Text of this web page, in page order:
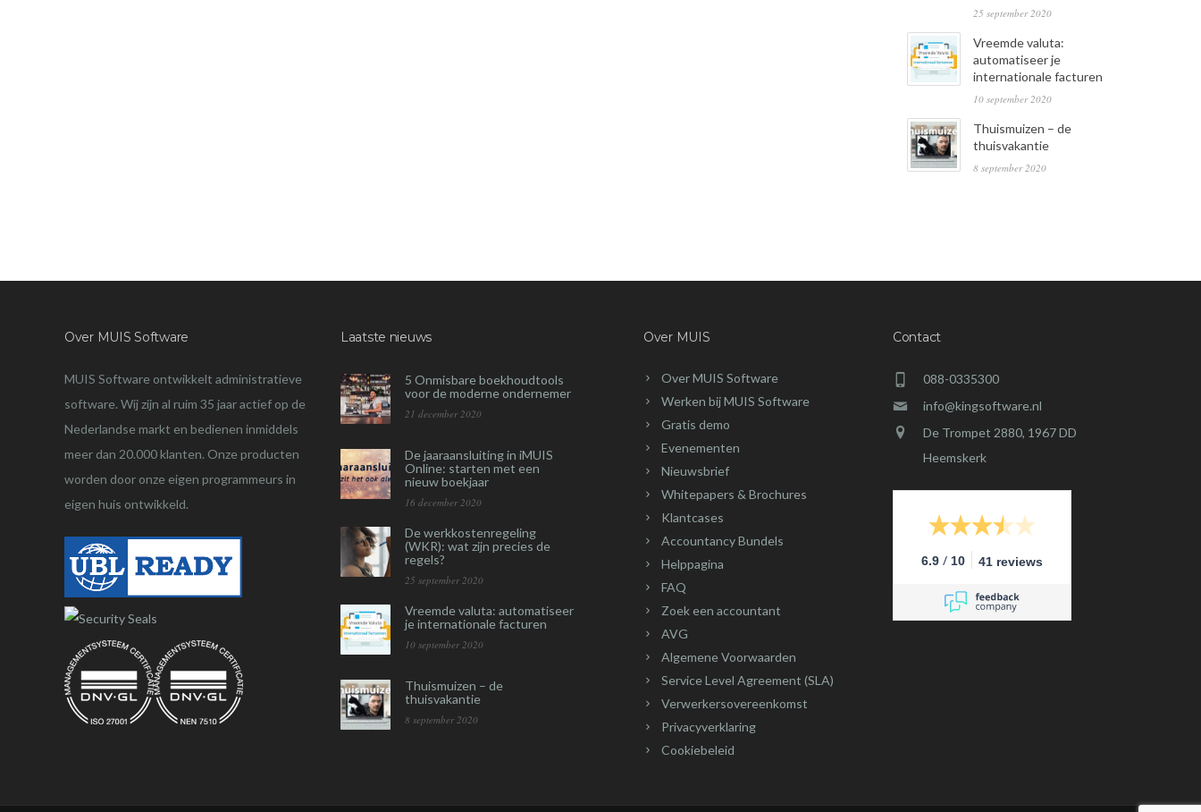
25 september 2020
Vreemde valuta:
automatiseer je
internationale facturen
10 september 2020
Thuismuizen – de
thuisvakantie
8 september 2020
Over MUIS Software
MUIS Software ontwikkelt administratieve
software. Wij zijn al ruim 35 jaar actief op de
Nederlandse markt en bedienen inmiddels
meer dan 20.000 klanten. Onze producten
worden door onze eigen programmeurs in
eigen huis ontwikkeld.
Laatste nieuws
5 Onmisbare boekhoudtools
voor de moderne ondernemer
21 december 2020
De jaaraansluiting in iMUIS
Online: starten met een
nieuw boekjaar
16 december 2020
De werkkostenregeling
(WKR): wat zijn precies de
regels?
25 september 2020
Vreemde valuta: automatiseer
je internationale facturen
10 september 2020
Thuismuizen – de
thuisvakantie
8 september 2020
Over MUIS
Over MUIS Software
Werken bij MUIS Software
Gratis demo
Evenementen
Nieuwsbrief
Whitepapers & Brochures
Klantcases
Accountancy Bundels
Helppagina
FAQ
Zoek een accountant
AVG
Algemene Voorwaarden
Service Level Agreement (SLA)
Verwerkersovereenkomst
Privacyverklaring
Cookiebeleid
Contact
088-0335300
info@kingsoftware.nl
De Trompet 2880, 1967 DD
Heemskerk
6.9 / 10 41 reviews